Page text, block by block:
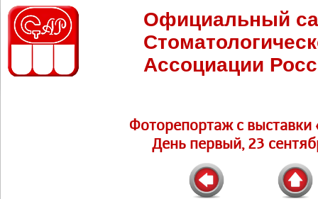
Официальный
Ассоциации
Фоторепортаж c выставки
День первый, 23